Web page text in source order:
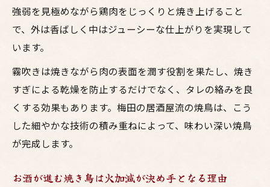
強弱を見極めながら鶏肉をじっくりと焼き上げること
で、外は香ばしく中はジューシーな仕上がりを実現して
います。
霧吹きは焼きながら肉の表面を潤す役割を果たし、焼き
すぎによる乾燥を防止するだけでなく、タレの絡みを良
くする効果もあります。梅田の居酒屋流の焼鳥は、こう
した細やかな技術の積み重ねによって、味わい深い焼鳥
が完成します。
お酒が進む焼き鳥は火加減が決め手となる理由